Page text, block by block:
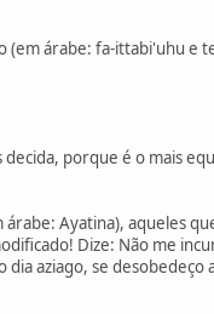
árabe: fa-ittabi'uhu e
porque é o mais
árabe: Ayatina), aqueles
Dize: Não me
aziago, se desobedeço